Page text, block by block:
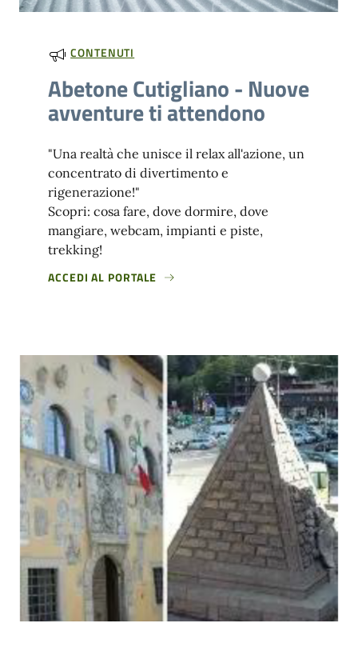
CONTENUTI
Abetone Cutigliano - Nuove
avventure ti attendono
"Una realtà che unisce il relax all'azione, un
concentrato di divertimento e
rigenerazione!"
Scopri: cosa fare, dove dormire, dove
mangiare, webcam, impianti e piste,
trekking!
ACCEDI AL PORTALE